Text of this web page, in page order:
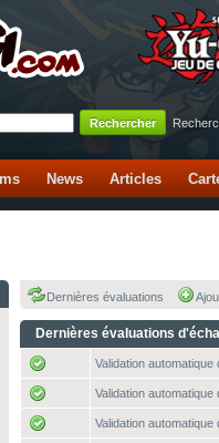
News Articles
Dernières évaluations
Dernières évaluations
Validation
Validation
Validation